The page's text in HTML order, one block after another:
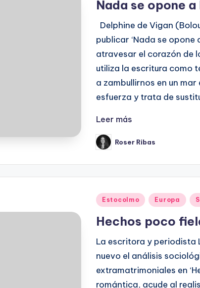
Nada se opone
Delphine de Vigan
publicar ‘Nada se opone
atravesar el corazón de
utiliza la escritura como
a zambullirnos en un mar
esfuerza y trata de
Leer más
Publicado
por
Roser Ribas
Publicado
Estocolmo Europa
Hechos poco
La escritora y periodista
nuevo el análisis
extramatrimoniales en
romántica, acude al